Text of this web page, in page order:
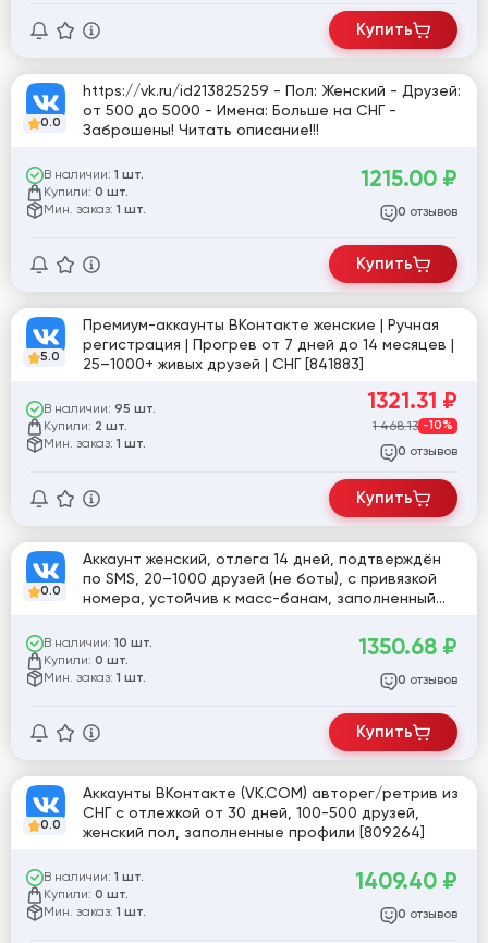
Купить
0.0
https://vk.ru/id213825259 - Пол: Женский - Друзей:
от 500 до 5000 - Имена: Больше на СНГ -
Заброшены! Читать описание!!!
В наличии: 1 шт.
Купили: 0 шт.
Мин. заказ: 1 шт.
1215.00 ₽
0 отзывов
Купить
5.0
Премиум-аккаунты ВКонтакте женские | Ручная
регистрация | Прогрев от 7 дней до 14 месяцев |
25–1000+ живых друзей | СНГ [841883]
В наличии: 95 шт.
Купили: 2 шт.
Мин. заказ: 1 шт.
1321.31 ₽
1 468.13 -10%
0 отзывов
Купить
0.0
Аккаунт женский, отлега 14 дней, подтверждён
по SMS, 20–1000 друзей (не боты), с привязкой
номера, устойчив к масс-банам, заполненный
В наличии: 10 шт.
Купили: 0 шт.
Мин. заказ: 1 шт.
1350.68 ₽
0 отзывов
Купить
0.0
Аккаунты ВКонтакте (VK.COM) авторег/ретрив из
СНГ с отлежкой от 30 дней, 100-500 друзей,
женский пол, заполненные профили [809264]
В наличии: 1 шт.
Купили: 0 шт.
Мин. заказ: 1 шт.
1409.40 ₽
0 отзывов